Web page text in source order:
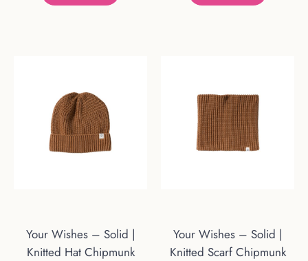
Your Wishes – Solid |
Knitted Hat Chipmunk
Your Wishes – Solid |
Knitted Scarf Chipmunk